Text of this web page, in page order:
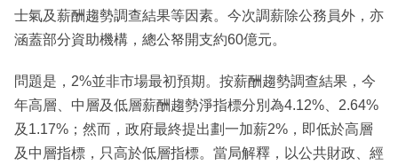
士氣及薪酬趨勢調查結果等因素。今次調薪除公務員外，亦
涵蓋部分資助機構，總公帑開支約60億元。
問題是，2%並非市場最初預期。按薪酬趨勢調查結果，今
年高層、中層及低層薪酬趨勢淨指標分別為4.12%、2.64%
及1.17%；然而，政府最終提出劃一加薪2%，即低於高層
及中層指標，只高於低層指標。當局解釋，以公共財政、經